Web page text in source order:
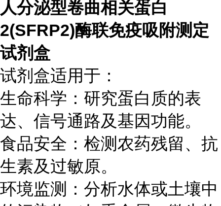
人分泌型卷曲相关蛋白
2(SFRP2)酶联免疫吸附测定
试剂盒
试剂盒适用于：
生命科学：研究蛋白质的表
达、信号通路及基因功能。
食品安全：检测农药残留、抗
生素及过敏原。
环境监测：分析水体或土壤中